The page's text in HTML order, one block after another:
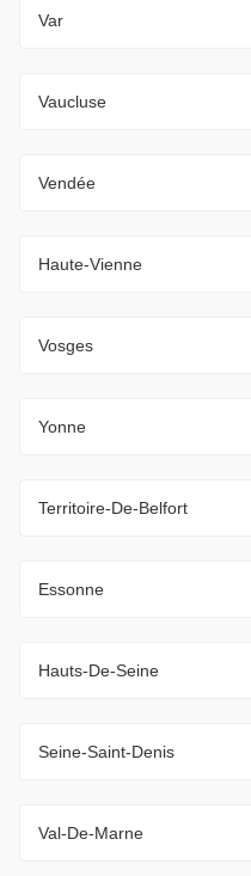
Var
Vaucluse
Vendée
Haute-Vienne
Vosges
Yonne
Territoire-De-Belfort
Essonne
Hauts-De-Seine
Seine-Saint-Denis
Val-De-Marne